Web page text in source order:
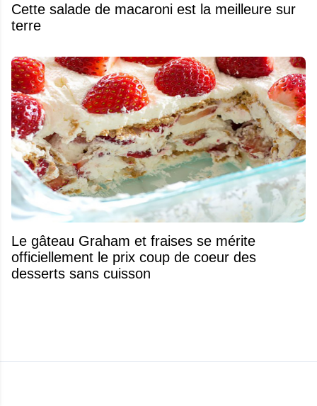
Cette salade de macaroni est la meilleure sur
terre
Le gâteau Graham et fraises se mérite
officiellement le prix coup de coeur des
desserts sans cuisson